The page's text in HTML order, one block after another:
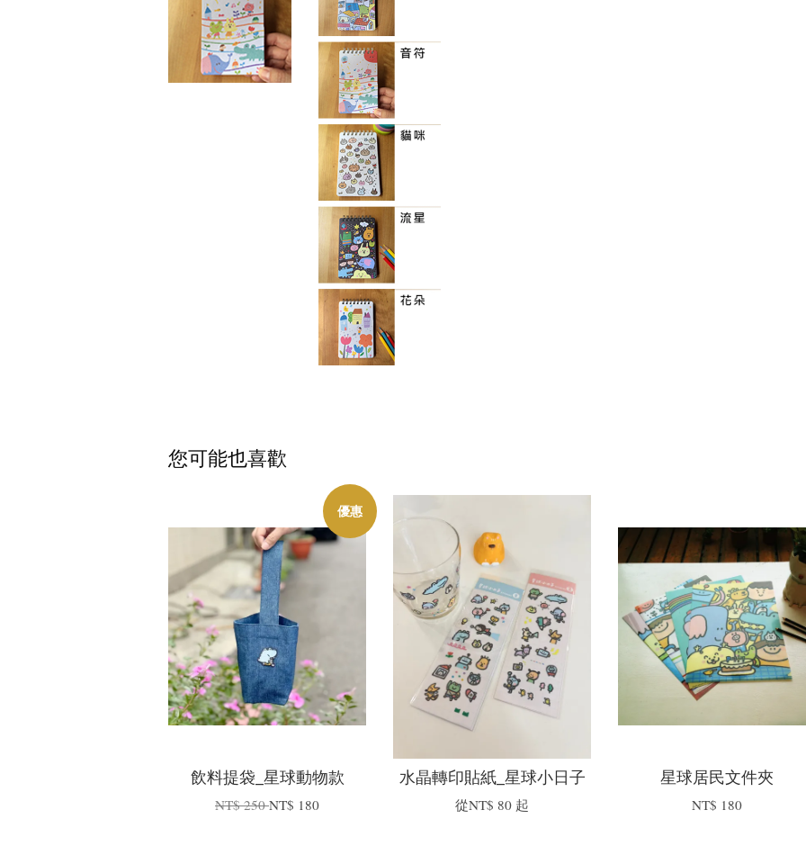
您可能也喜歡
優惠
飲料提袋_星球動物款
NT$ 250NT$ 180
水晶轉印貼紙_星球小日子
從NT$ 80 起
星球居民文件夾
NT$ 180